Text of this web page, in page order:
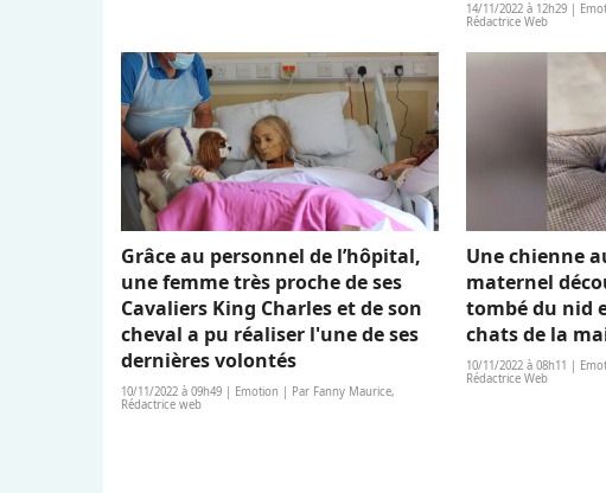
14/11/2022 à 12h29 |
Rédactrice Web
Grâce au personnel de l’hôpital,
une femme très proche de ses
Cavaliers King Charles et de son
cheval a pu réaliser l'une de ses
dernières volontés
10/11/2022 à 09h49 | Emotion | Par Fanny Maurice,
Rédactrice web
Une chienne
maternel
tombé du nid
chats de la
10/11/2022 à 08h11 |
Rédactrice Web